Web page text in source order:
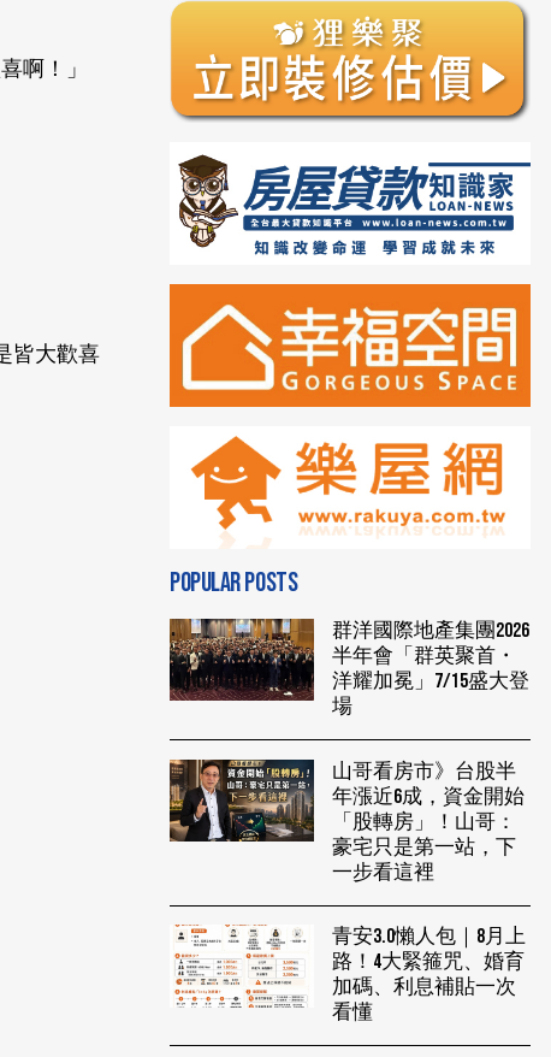
啊！」
皆大歡喜
POPULAR POSTS
群洋國際地產集團2026
半年會「群英聚首・
洋耀加冕」7/15盛大登
場
山哥看房市》台股半
年漲近6成，資金開始
「股轉房」！山哥：
豪宅只是第一站，下
一步看這裡
青安3.0懶人包｜8月上
路！4大緊箍咒、婚育
加碼、利息補貼一次
看懂